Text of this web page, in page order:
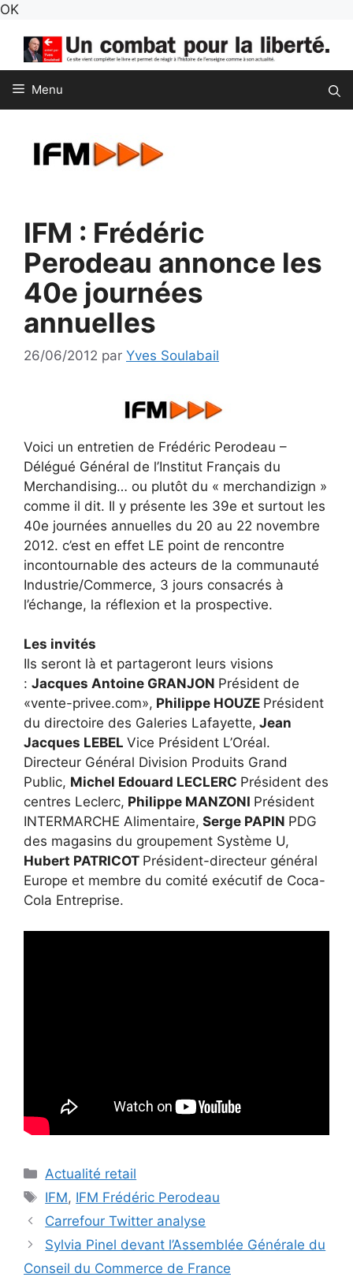
OKAller
contenu
Menu
IFM : Frédéric
Perodeau annonce les
40e journées
annuelles
26/06/2012 par Yves Soulabail
Voici un entretien de Frédéric Perodeau –
Délégué Général de l’Institut Français du
Merchandising… ou plutôt du « merchandizign »
comme il dit. Il y présente les 39e et surtout les
40e journées annuelles du 20 au 22 novembre
2012. c’est en effet LE point de rencontre
incontournable des acteurs de la communauté
Industrie/Commerce, 3 jours consacrés à
l’échange, la réflexion et la prospective.
Les invités
Ils seront là et partageront leurs visions
: Jacques Antoine GRANJON Président de
«vente-privee.com», Philippe HOUZE Président
du directoire des Galeries Lafayette, Jean
Jacques LEBEL Vice Président L’Oréal.
Directeur Général Division Produits Grand
Public, Michel Edouard LECLERC Président des
centres Leclerc, Philippe MANZONI Président
INTERMARCHE Alimentaire, Serge PAPIN PDG
des magasins du groupement Système U,
Hubert PATRICOT Président-directeur général
Europe et membre du comité exécutif de Coca-
Cola Entreprise.
Catégories
Actualité retail
Étiquettes
IFM, IFM Frédéric Perodeau
Carrefour Twitter analyse
Sylvia Pinel devant l’Assemblée Générale du
Conseil du Commerce de France